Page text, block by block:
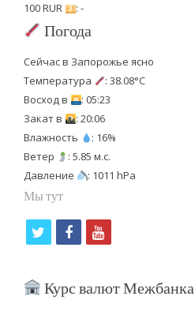
100 RUR
: -
Погода
Сейчас в Запорожье ясно
Температура
: 38.08°C
Восход в
: 05:23
Закат в
: 20:06
Влажность
: 16%
Ветер
: 5.85 м.с.
Давление
: 1011 hPa
Мы тут
i
f
c
y
u
Курс валют Межбанка